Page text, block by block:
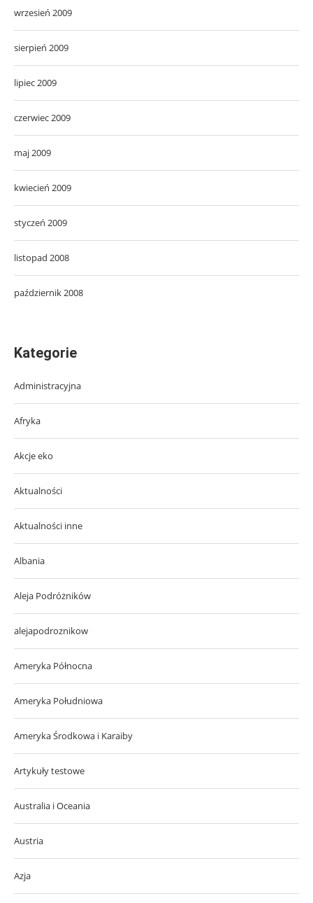
wrzesień 2009
sierpień 2009
lipiec 2009
czerwiec 2009
maj 2009
kwiecień 2009
styczeń 2009
listopad 2008
październik 2008
Kategorie
Administracyjna
Afryka
Akcje eko
Aktualności
Aktualności inne
Albania
Aleja Podróżników
alejapodroznikow
Ameryka Północna
Ameryka Południowa
Ameryka Środkowa i Karaiby
Artykuły testowe
Australia i Oceania
Austria
Azja